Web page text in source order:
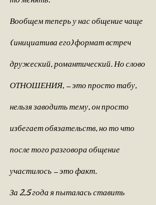
Вообщем теперь у нас общение чаще
( инициатива его) формат встреч
дружеский, романтический. Но слово
ОТНОШЕНИЯ, — это просто табу,
нельзя заводить тему, он просто
избегает обязательств, но то что
после того разговора общение
участилось — это факт.
За 2,5 года я пыталась ставить